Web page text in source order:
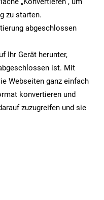
zu starten.
abgeschlossen
Ihr Gerät herunter,
ist. Mit
Webseiten ganz einfach
konvertieren und
zuzugreifen und sie